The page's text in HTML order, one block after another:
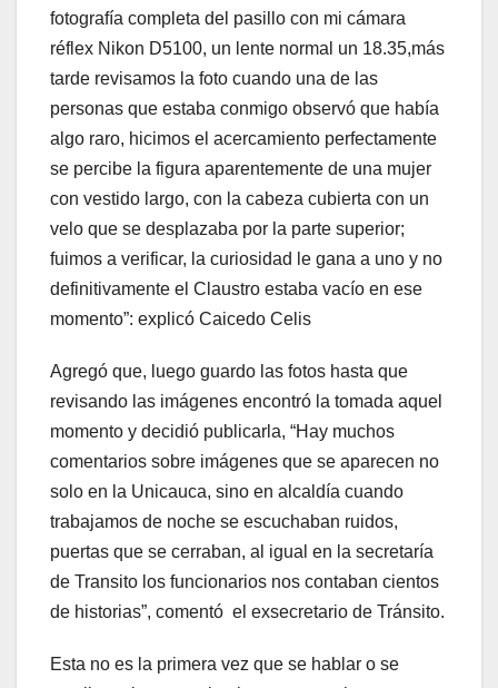
fotografía completa del pasillo con mi cámara
réflex Nikon D5100, un lente normal un 18.35,más
tarde revisamos la foto cuando una de las
personas que estaba conmigo observó que había
algo raro, hicimos el acercamiento perfectamente
se percibe la figura aparentemente de una mujer
con vestido largo, con la cabeza cubierta con un
velo que se desplazaba por la parte superior;
fuimos a verificar, la curiosidad le gana a uno y no
definitivamente el Claustro estaba vacío en ese
momento”: explicó Caicedo Celis
Agregó que, luego guardo las fotos hasta que
revisando las imágenes encontró la tomada aquel
momento y decidió publicarla, “Hay muchos
comentarios sobre imágenes que se aparecen no
solo en la Unicauca, sino en alcaldía cuando
trabajamos de noche se escuchaban ruidos,
puertas que se cerraban, al igual en la secretaría
de Transito los funcionarios nos contaban cientos
de historias”, comentó el exsecretario de Tránsito.
Esta no es la primera vez que se hablar o se